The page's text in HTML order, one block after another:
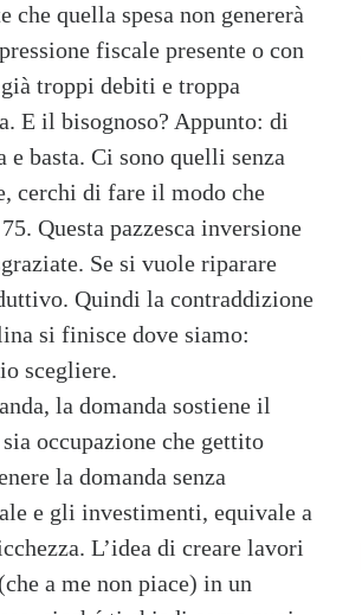
quella spesa non genererà
fiscale presente o con
troppi debiti e troppa
E il bisognoso? Appunto: di
basta. Ci sono quelli senza
cerchi di fare il modo che
Questa pazzesca inversione
Se si vuole riparare
Quindi la contraddizione
si finisce dove siamo:
scegliere.
la domanda sostiene il
occupazione che gettito
la domanda senza
e gli investimenti, equivale a
L’idea di creare lavori
a me non piace) in un